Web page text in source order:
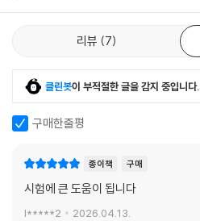
리뷰 7
클린봇이 부적절한 글을 감지 중입니다.
구매한줄평
종이책 구매
시험에 큰 도움이 됩니다
l*****2 2026.04.13.